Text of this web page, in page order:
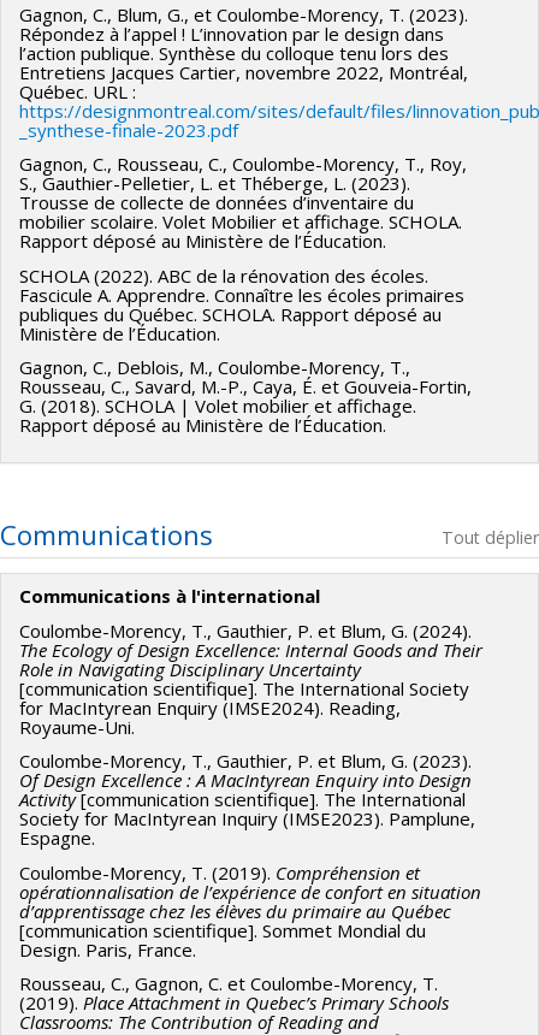
Gagnon, C., Blum, G., et Coulombe-Morency, T. (2023).
Répondez à l’appel ! L’innovation par le design dans
l’action publique. Synthèse du colloque tenu lors des
Entretiens Jacques Cartier, novembre 2022, Montréal,
Québec. URL :
https://designmontreal.com/sites/default/files/
_synthese-finale-2023.pdf
Gagnon, C., Rousseau, C., Coulombe-Morency, T., Roy,
S., Gauthier-Pelletier, L. et Théberge, L. (2023).
Trousse de collecte de données d’inventaire du
mobilier scolaire. Volet Mobilier et affichage. SCHOLA.
Rapport déposé au Ministère de l’Éducation.
SCHOLA (2022). ABC de la rénovation des écoles.
Fascicule A. Apprendre. Connaître les écoles primaires
publiques du Québec. SCHOLA. Rapport déposé au
Ministère de l’Éducation.
Gagnon, C., Deblois, M., Coulombe-Morency, T.,
Rousseau, C., Savard, M.-P., Caya, É. et Gouveia-Fortin,
G. (2018). SCHOLA | Volet mobilier et affichage.
Rapport déposé au Ministère de l’Éducation.
Communications Tout déplier
Communications à l'international
Coulombe-Morency, T., Gauthier, P. et Blum, G. (2024).
The Ecology of Design Excellence: Internal Goods and Their
Role in Navigating Disciplinary Uncertainty
[communication scientifique]. The International Society
for MacIntyrean Enquiry (IMSE2024). Reading,
Royaume-Uni.
Coulombe-Morency, T., Gauthier, P. et Blum, G. (2023).
Of Design Excellence : A MacIntyrean Enquiry into Design
Activity[communication scientifique]. The International
Society for MacIntyrean Inquiry (IMSE2023). Pamplune,
Espagne.
Coulombe-Morency, T. (2019). Compréhension et
opérationnalisation de l’expérience de confort en situation
d’apprentissage chez les élèves du primaire au Québec
[communication scientifique]. Sommet Mondial du
Design. Paris, France.
Rousseau, C., Gagnon, C. et Coulombe-Morency, T.
(2019). Place Attachment in Quebec’s Primary Schools
Classrooms: The Contribution of Reading and